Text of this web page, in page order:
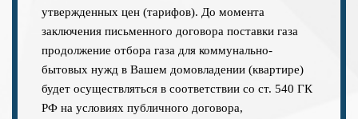
утвержденных цен (тарифов). До момента
заключения письменного договора поставки газа
продолжение отбора газа для коммунально-
бытовых нужд в Вашем домовладении (квартире)
будет осуществляться в соответствии со ст. 540 ГК
РФ на условиях публичного договора,